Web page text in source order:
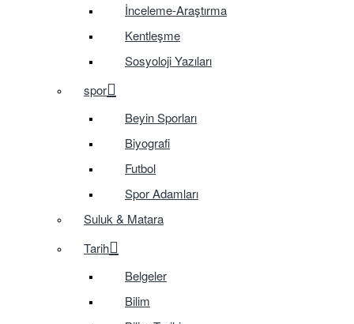
İnceleme-Araştırma
Kentleşme
Sosyoloji Yazıları
spor
Beyin Sporları
Biyografi
Futbol
Spor Adamları
Suluk & Matara
Tarih
Belgeler
Bilim